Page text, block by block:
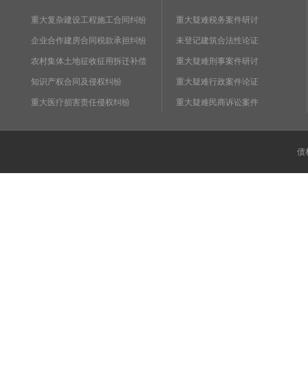
重大复杂建设工程施工合同纠纷
企业合作建房合同税款承担纠纷
农村集体土地征收征用拆迁补偿
知识产权合同及侵权纠纷
重大医疗损害责任侵权纠纷
重大疑难税务案件研讨
未登记建筑合法性论证
重大疑难刑事案件研讨
重大疑难行政案件论证
重大疑难民商诉讼案件
债